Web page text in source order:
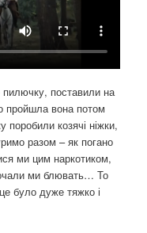
поставили на
пройшла вона потом
козячі ніжки,
разом – як погано
ми цим наркотиком,
ми блювать… То
було дуже тяжко і